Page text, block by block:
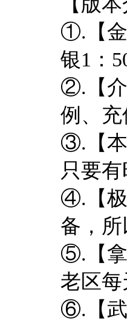
①.【金
银1：
②.【介
例、
③.【本
只要
④.【极
备，
⑤.【拿
老区每
⑥.【武